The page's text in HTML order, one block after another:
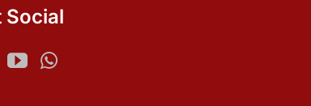
Social